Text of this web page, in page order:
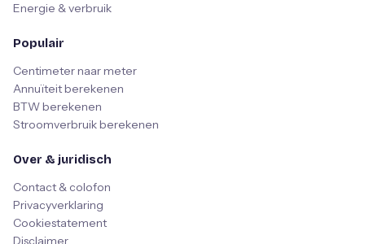
Energie & verbruik
Populair
Centimeter naar meter
Annuïteit berekenen
BTW berekenen
Stroomverbruik berekenen
Over & juridisch
Contact & colofon
Privacyverklaring
Cookiestatement
Disclaimer